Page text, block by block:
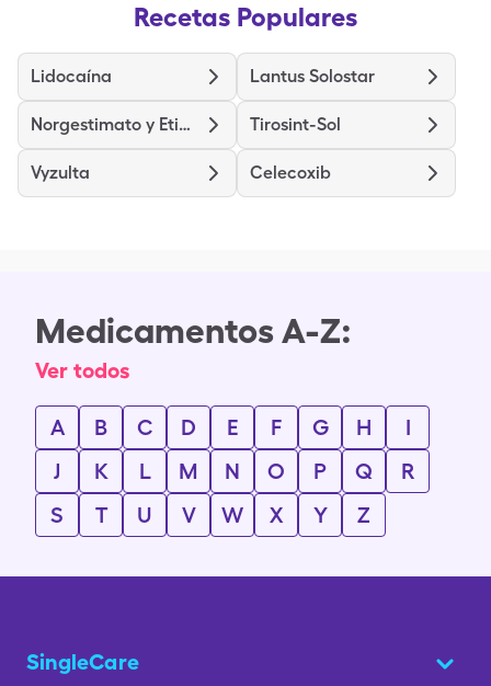
Recetas Populares
Lidocaína Lantus Solostar
Norgestimato y Etinilestradiol Tirosint-Sol
Vyzulta Celecoxib
Medicamentos A-Z:
Ver todos
A B C D E F G H
I
J
K L M N O P Q
R
S
T U V W X Y Z
SingleCare